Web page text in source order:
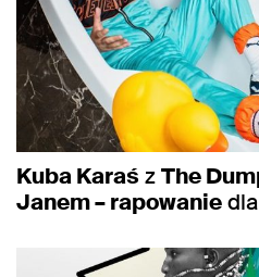
Kuba Karaś zThe
Janem – rapowaniedla